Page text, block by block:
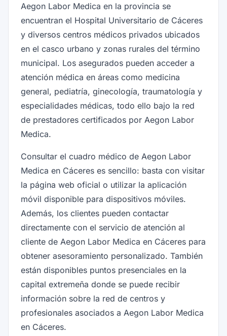
Aegon Labor Medica en la provincia se
encuentran el Hospital Universitario de Cáceres
y diversos centros médicos privados ubicados
en el casco urbano y zonas rurales del término
municipal. Los asegurados pueden acceder a
atención médica en áreas como medicina
general, pediatría, ginecología, traumatología y
especialidades médicas, todo ello bajo la red
de prestadores certificados por Aegon Labor
Medica.
Consultar el cuadro médico de Aegon Labor
Medica en Cáceres es sencillo: basta con visitar
la página web oficial o utilizar la aplicación
móvil disponible para dispositivos móviles.
Además, los clientes pueden contactar
directamente con el servicio de atención al
cliente de Aegon Labor Medica en Cáceres para
obtener asesoramiento personalizado. También
están disponibles puntos presenciales en la
capital extremeña donde se puede recibir
información sobre la red de centros y
profesionales asociados a Aegon Labor Medica
en Cáceres.